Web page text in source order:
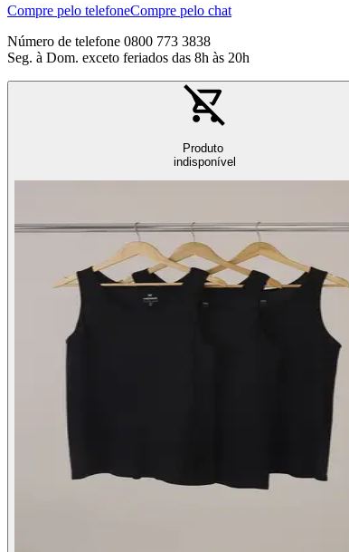
Compre pelo telefoneCompre pelo chat
Número de telefone 0800 773 3838
Seg. à Dom. exceto feriados das 8h às 20h
Produto
indisponível